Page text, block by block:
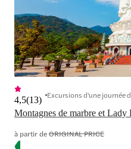
Montagnes de marbre et Lady
4,5(13) Excursions d'une journée
à partir deORIGINAL PRICE